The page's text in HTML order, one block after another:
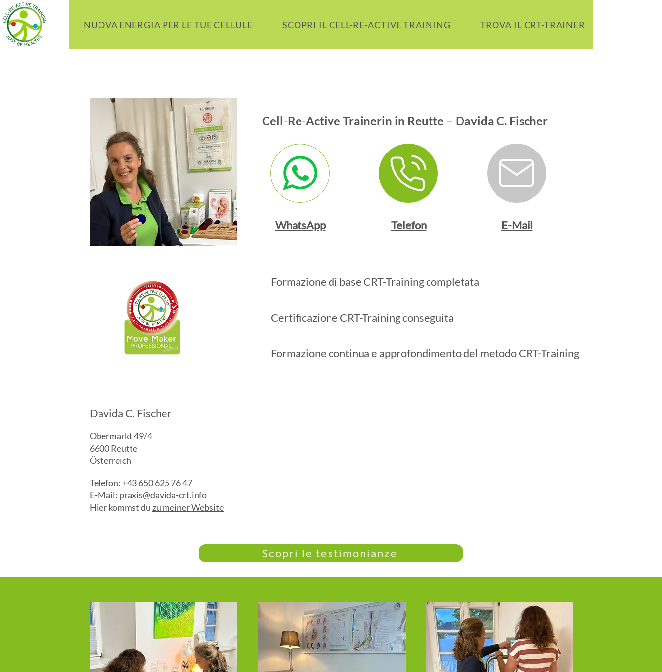
NUOVA ENERGIA PER LE TUE CELLULE SCOPRI IL CELL-RE-ACTIVE TRAINING TROVA IL CRT-TRAINER
Cell-Re-Active Trainerin in Reutte – Davida C. Fischer
WhatsApp Telefon E-Mail
Formazione di base CRT-Training completata
Certificazione CRT-Training conseguita
Formazione continua e approfondimento del metodo CRT-Training
Davida C. Fischer
Obermarkt 49/4
6600 Reutte
Österreich
Telefon: +43 650 625 76 47
E-Mail: praxis@davida-crt.info
Hier kommst du zu meiner Website
Scopri le testimonianze